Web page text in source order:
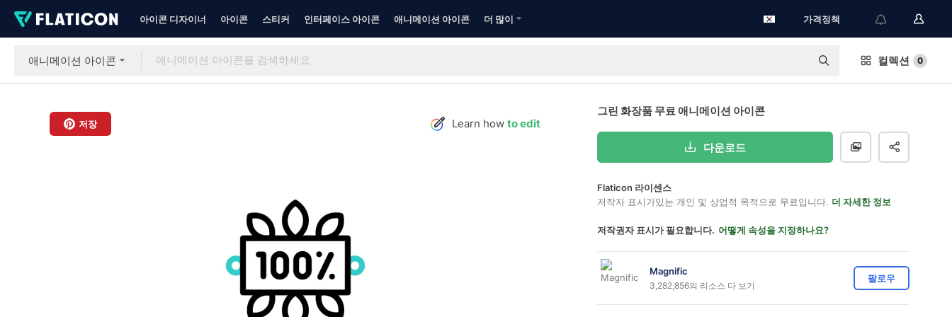
아이콘 디자이너 아이콘 스티커 인터페이스 아이콘 애니메이션 아이콘 더 많이 가격정책
애니메이션 아이콘 컬렉션 0
저장 Learn how to edit
그린 화장품 무료 애니메이션 아이콘
다운로드
Flaticon 라이센스
저작자 표시가있는 개인 및 상업적 목적으로 무료입니다. 더 자세한 정보
저작권자 표시가 필요합니다. 어떻게 속성을 지정하나요?
Magnific
3,282,856의 리소스 다 보기
팔로우